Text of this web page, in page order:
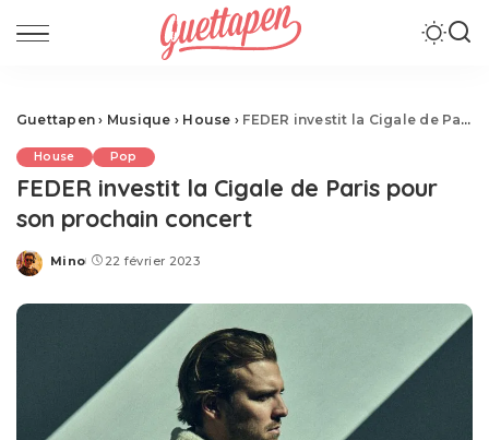
Guettapen › Musique › House › FEDER investit la Cigale de Paris pour son prochain concert
House Pop
FEDER investit la Cigale de Paris pour
son prochain concert
Posted
Mino 22 février 2023